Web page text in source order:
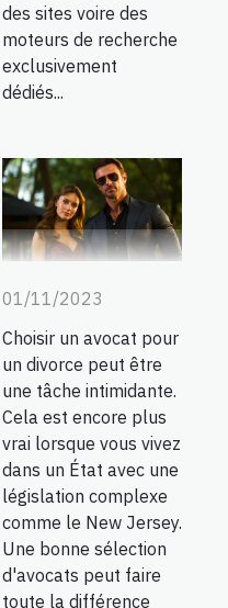
des sites voire des
moteurs de recherche
exclusivement
dédiés...
01/11/2023
Choisir un avocat pour
un divorce peut être
une tâche intimidante.
Cela est encore plus
vrai lorsque vous vivez
dans un État avec une
législation complexe
comme le New Jersey.
Une bonne sélection
d'avocats peut faire
toute la différence